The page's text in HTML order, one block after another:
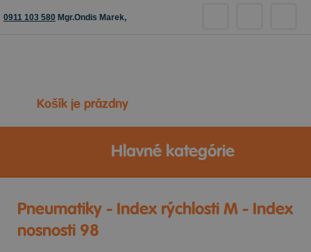
0911 103 580 Mgr.Ondis Marek,
Košík je prázdny
Hlavné kategórie
Pneumatiky - Index rýchlosti M - Index
nosnosti 98